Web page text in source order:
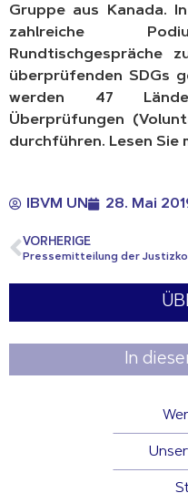
Gruppe aus Kanada.
zahlreiche
Rundtischgespräche
überprüfenden SDGs
werden 47
Überprüfungen
durchführen. Lesen Sie
IBVM UN 28. Mai
VORHERIGE
In